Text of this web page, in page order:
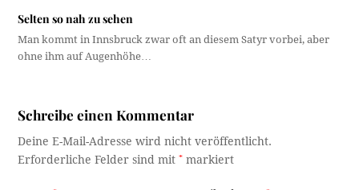
Selten so nah zu sehen
Man kommt in Innsbruck zwar oft an diesem Satyr vorbei, aber
ohne ihm auf Augenhöhe…
Schreibe einen Kommentar
Deine E-Mail-Adresse wird nicht veröffentlicht.
Erforderliche Felder sind mit* markiert